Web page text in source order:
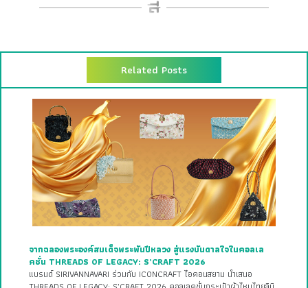
Related Posts
จากฉลองพระองค์สมเด็จพระพันปีหลวง สู่แรงบันดาลใจในคอลเล
คชั่น THREADS OF LEGACY: S’CRAFT 2026
แบรนด์ SIRIVANNAVARI ร่วมกับ ICONCRAFT ไอคอนสยาม นำเสนอ